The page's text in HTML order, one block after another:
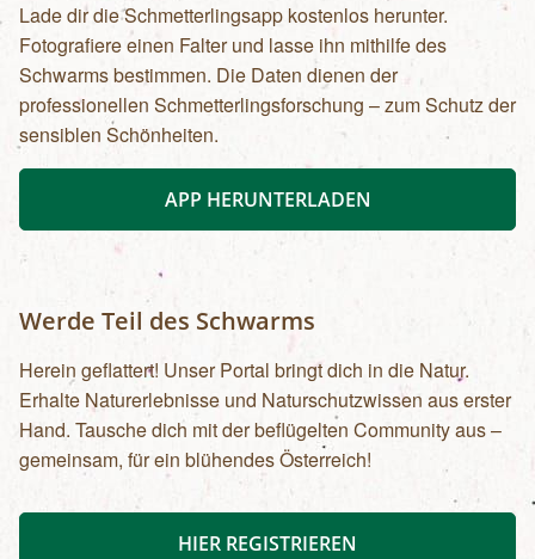
Lade dir die Schmetterlingsapp kostenlos herunter.
Fotografiere einen Falter und lasse ihn mithilfe des
Schwarms bestimmen. Die Daten dienen der
professionellen Schmetterlingsforschung – zum Schutz der
sensiblen Schönheiten.
APP HERUNTERLADEN
Werde Teil des Schwarms
Herein geflattert! Unser Portal bringt dich in die Natur.
Erhalte Naturerlebnisse und Naturschutzwissen aus erster
Hand. Tausche dich mit der beflügelten Community aus –
gemeinsam, für ein blühendes Österreich!
HIER REGISTRIEREN